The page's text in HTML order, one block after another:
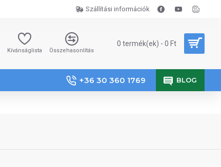
Szállítási információk
Kívánságlista Összehasonlítás
0 termék(ek) - 0 Ft
+36 30 360 1769 BLOG